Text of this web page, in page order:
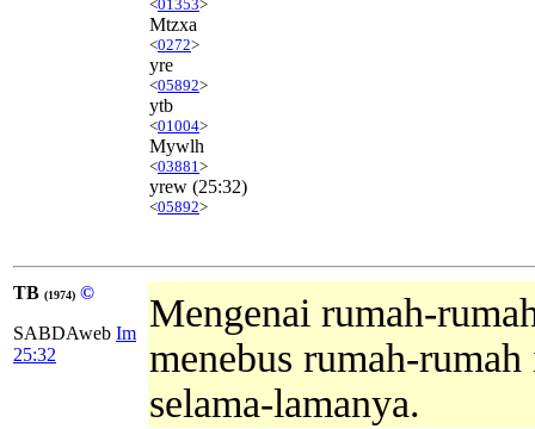
<01353>
Mtzxa
<0272>
yre
<05892>
ytb
<01004>
Mywlh
<03881 >
yrew (25:32)
<05892>
TB (1974) ©
SABDAweb Im
25:32
Mengenai rumah-
menebus rumah-
selama-lamanya.